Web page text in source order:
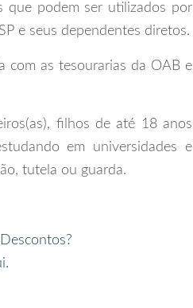
que podem ser utilizados por
e seus dependentes diretos.
com as tesourarias da OAB e
filhos de até 18 anos
em universidades e
tutela ou guarda.